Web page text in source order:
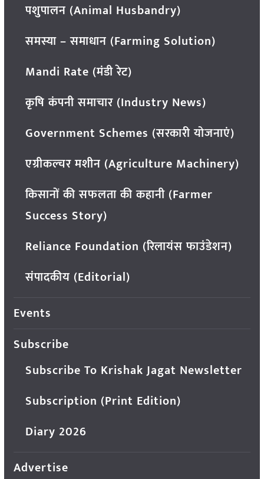
पशुपालन (Animal Husbandry)
समस्या – समाधान (Farming Solution)
Mandi Rate (मंडी रेट)
कृषि कंपनी समाचार (Industry News)
Government Schemes (सरकारी योजनाएं)
एग्रीकल्चर मशीन (Agriculture Machinery)
किसानों की सफलता की कहानी (Farmer
Success Story)
Reliance Foundation (रिलायंस फाउंडेशन)
संपादकीय (Editorial)
Events
Subscribe
Subscribe To Krishak Jagat Newsletter
Subscription (Print Edition)
Diary 2026
Advertise